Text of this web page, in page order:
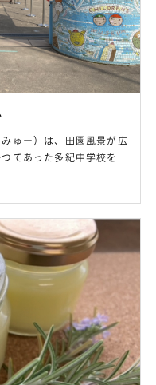
ゅー）は、田園風景が広
てあった多紀中学校を